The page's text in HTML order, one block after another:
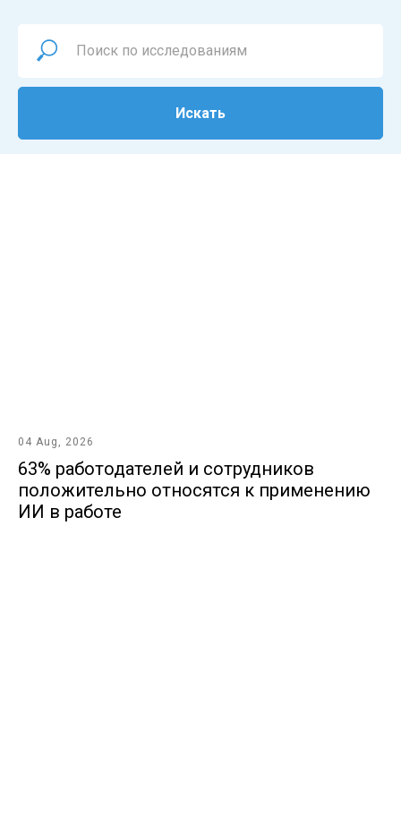
Искать
04 Aug, 2026
63% работодателей и сотрудников
положительно относятся к применению
ИИ в работе